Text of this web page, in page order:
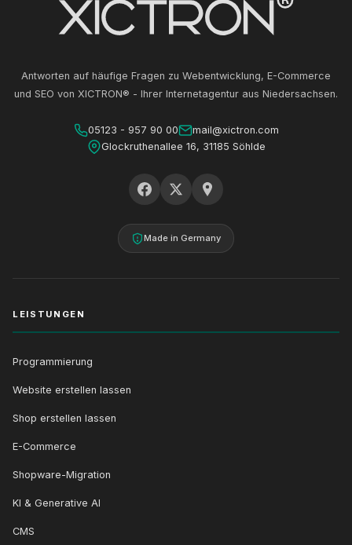
Antworten auf häufige Fragen zu Webentwicklung, E-Commerce
und SEO von XICTRON® - Ihrer Internetagentur aus Niedersachsen.
05123 - 957 90 00
mail@xictron.com
Glockruthenallee 16, 31185 Söhlde
Made in Germany
LEISTUNGEN
Programmierung
Website erstellen lassen
Shop erstellen lassen
E-Commerce
Shopware-Migration
KI & Generative AI
CMS